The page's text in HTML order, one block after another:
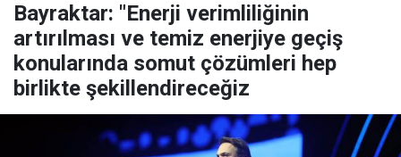
Bayraktar: "Enerji verimliliğinin
artırılması ve temiz enerjiye geçiş
konularında somut çözümleri hep
birlikte şekillendireceğiz